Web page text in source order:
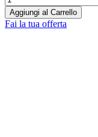
Aggiungi al Carrello
Fai la tua offerta